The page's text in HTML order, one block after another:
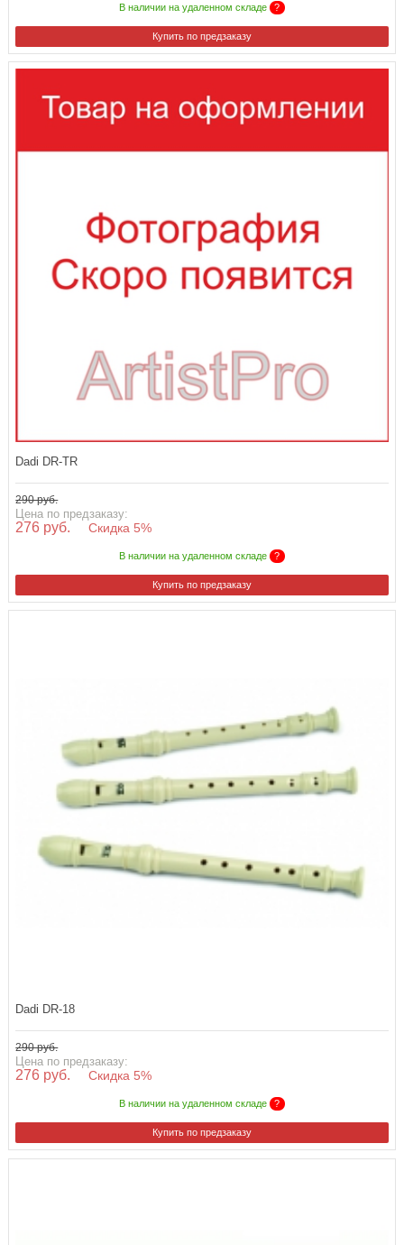
В наличии на удаленном складе ?
Купить по предзаказу
Dadi DR-TR
290 руб.
Цена по предзаказу:
276 руб. Скидка 5%
В наличии на удаленном складе ?
Купить по предзаказу
Dadi DR-18
290 руб.
Цена по предзаказу:
276 руб. Скидка 5%
В наличии на удаленном складе ?
Купить по предзаказу